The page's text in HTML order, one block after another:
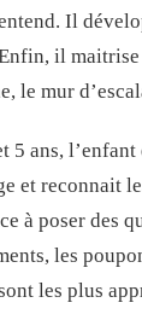
Il
il
le mur
5 ans,
et reconnait
à poser des
les
les plus